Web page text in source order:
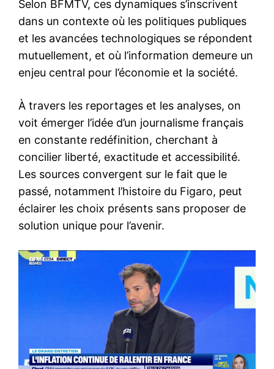
Selon BFMTV, ces dynamiques s’inscrivent
dans un contexte où les politiques publiques
et les avancées technologiques se répondent
mutuellement, et où l’information demeure un
enjeu central pour l’économie et la société.
À travers les reportages et les analyses, on
voit émerger l’idée d’un journalisme français
en constante redéfinition, cherchant à
concilier liberté, exactitude et accessibilité.
Les sources convergent sur le fait que le
passé, notamment l’histoire du Figaro, peut
éclairer les choix présents sans proposer de
solution unique pour l’avenir.